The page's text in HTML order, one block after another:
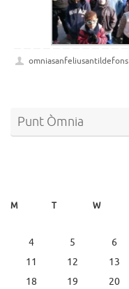
omniasanfeliusantildefons
Punt Òmnia
M
T W
4
5 6
11
12 13
18
19 20